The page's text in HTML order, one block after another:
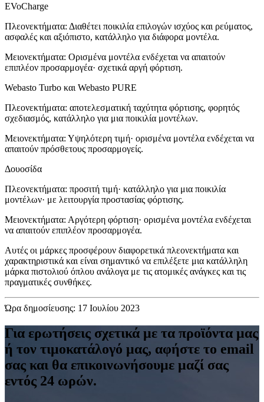
EVoCharge
Πλεονεκτήματα: Διαθέτει ποικιλία επιλογών ισχύος και ρεύματος,
ασφαλές και αξιόπιστο, κατάλληλο για διάφορα μοντέλα.
Μειονεκτήματα: Ορισμένα μοντέλα ενδέχεται να απαιτούν
επιπλέον προσαρμογέα· σχετικά αργή φόρτιση.
Webasto Turbo και Webasto PURE
Πλεονεκτήματα: αποτελεσματική ταχύτητα φόρτισης, φορητός
σχεδιασμός, κατάλληλο για μια ποικιλία μοντέλων.
Μειονεκτήματα: Υψηλότερη τιμή· ορισμένα μοντέλα ενδέχεται να
απαιτούν πρόσθετους προσαρμογείς.
Δουοσίδα
Πλεονεκτήματα: προσιτή τιμή· κατάλληλο για μια ποικιλία
μοντέλων· με λειτουργία προστασίας φόρτισης.
Μειονεκτήματα: Αργότερη φόρτιση· ορισμένα μοντέλα ενδέχεται
να απαιτούν επιπλέον προσαρμογέα.
Αυτές οι μάρκες προσφέρουν διαφορετικά πλεονεκτήματα και
χαρακτηριστικά και είναι σημαντικό να επιλέξετε μια κατάλληλη
μάρκα πιστολιού όπλου ανάλογα με τις ατομικές ανάγκες και τις
πραγματικές συνθήκες.
Ώρα δημοσίευσης: 17 Ιουλίου 2023
Για ερωτήσεις σχετικά με τα προϊόντα μας
ή τον τιμοκατάλογό μας, αφήστε το email
σας και θα επικοινωνήσουμε μαζί σας
εντός 24 ωρών.